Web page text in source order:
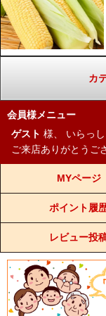
カ
会員様メニュー
ゲスト 様、
いらっし
ご来店ありがとうご
MYページ
ポイント履
レビュー投